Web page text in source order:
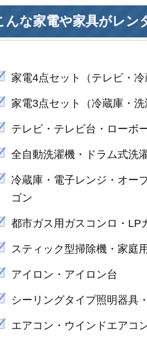
んな家電や家具がレン
家電4点セット（テレビ・
家電3点セット（冷蔵庫・洗
テレビ・テレビ台・ローボ
全自動洗濯機・ドラム式洗
冷蔵庫・電子レンジ・オー
ゴン
都市ガス用ガスコンロ・LP
スティック型掃除機・家庭
アイロン・アイロン台
シーリングタイプ照明器具
エアコン・ウインドエアコ